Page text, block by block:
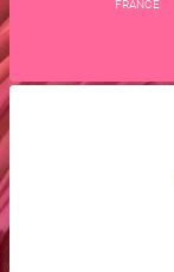
FRANCE